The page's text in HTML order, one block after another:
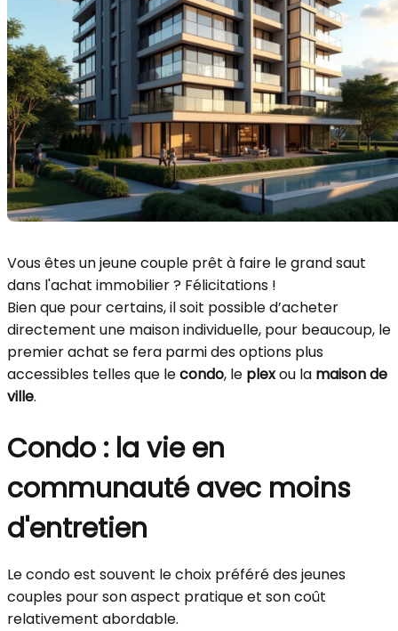
Vous êtes un jeune couple prêt à faire le grand saut
dans l'achat immobilier ? Félicitations !
Bien que pour certains, il soit possible d’acheter
directement une maison individuelle, pour beaucoup, le
premier achat se fera parmi des options plus
accessibles telles que lecondo, le plexou la maison de
ville.
Condo : la vie en
communauté avec moins
d'entretien
Le condo est souvent le choix préféré des jeunes
couples pour son aspect pratique et son coût
relativement abordable.